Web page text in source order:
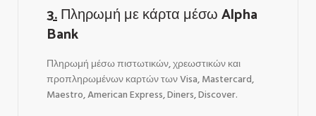
3.Πληρωμή με κάρτα μέσω Alpha
Bank
Πληρωμή μέσω πιστωτικών, χρεωστικών και
προπληρωμένων καρτών των Visa, Mastercard,
Maestro, American Express, Diners, Discover.